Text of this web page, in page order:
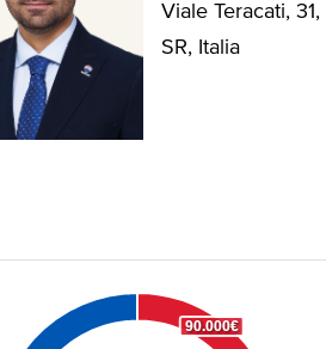
Viale Teracati,
SR, Italia
90.000€